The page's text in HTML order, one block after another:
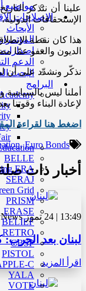
مواضيع
الاصلاحات
الأبحاث
إصدارات
الدعم
البحث
البرامج
BELLE
ERA
SERAJ
Grid
PRISM
ERASE
BELIEF
RETRO
CBSP
PISTOL
C
YALA
VOTE
الإستحقاقات الدولية، فضّلوا إفلاس البلاد وإهدار نحو 18
هذا كان نقطة
الديون والعفو عمّا
نذكّر ونشدّد على أن
أملنا ليس بالسياسة
لإعادة البناء وقوتنا
اضغط هنا لقراءة
,Euro Bonds
أخبار ذات
13:49 | 24 تموز 2026
لبنان بعد
اقرأ المزيد